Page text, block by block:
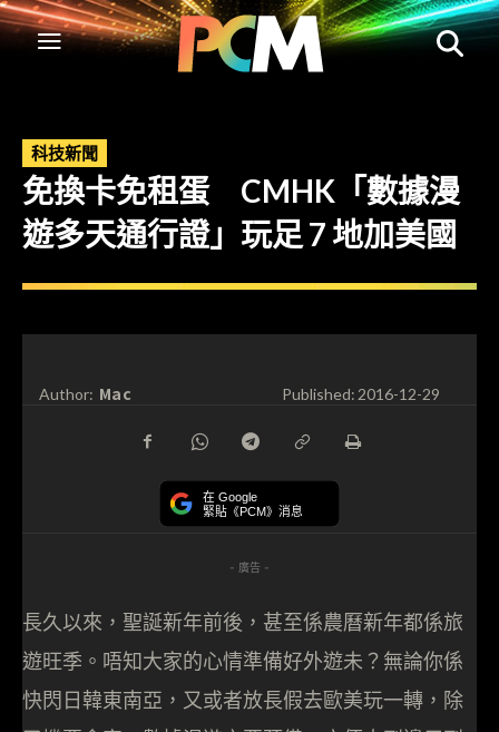
科技新聞
免換卡免租蛋 CMHK「數據漫
遊多天通行證」玩足 7 地加美國
Author: Mac Published:2016-12-29
在 Google
緊貼《PCM》消息
- 廣告 -
長久以來，聖誕新年前後，甚至係農曆新年都係旅
遊旺季。唔知大家的心情準備好外遊未？無論你係
快閃日韓東南亞，又或者放長假去歐美玩一轉，除